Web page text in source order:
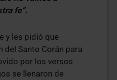
fe”.
y les pidió que
del Santo Corán para
por los versos
se llenaron de